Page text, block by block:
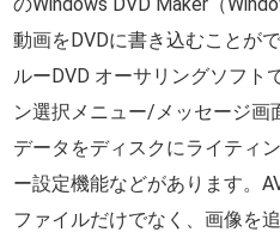
動画をDVDに書き込むことが
ルーDVD オーサリングソフト
ン選択メニュー/メッセージ画
データをディスクにライティ
ー設定機能などがあります。
ファイルだけでなく、画像を